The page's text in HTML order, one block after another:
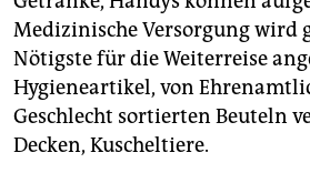
Medizinische Versorgung wird
Nötigste für die Weiterreise
Hygieneartikel, von
Geschlecht sortierten Beuteln
Decken, Kuscheltiere.